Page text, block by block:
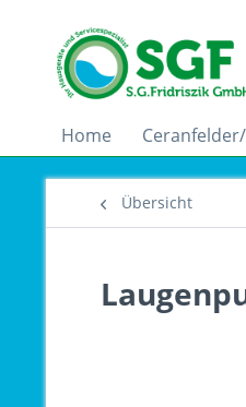
Home
Übersicht